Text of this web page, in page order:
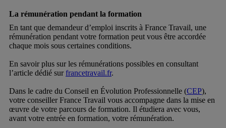
La rémunération pendant la formation
En tant que demandeur d’emploi inscrits à France Travail, une
rémunération pendant votre formation peut vous être accordée
chaque mois sous certaines conditions.
En savoir plus sur les rémunérations possibles en consultant
l’article dédié surfrancetravail.fr.
Dans le cadre du Conseil en Évolution Professionnelle (CEP),
votre conseiller France Travail vous accompagne dans la mise en
œuvre de votre parcours de formation. Il étudiera avec vous,
avant votre entrée en formation, votre rémunération.